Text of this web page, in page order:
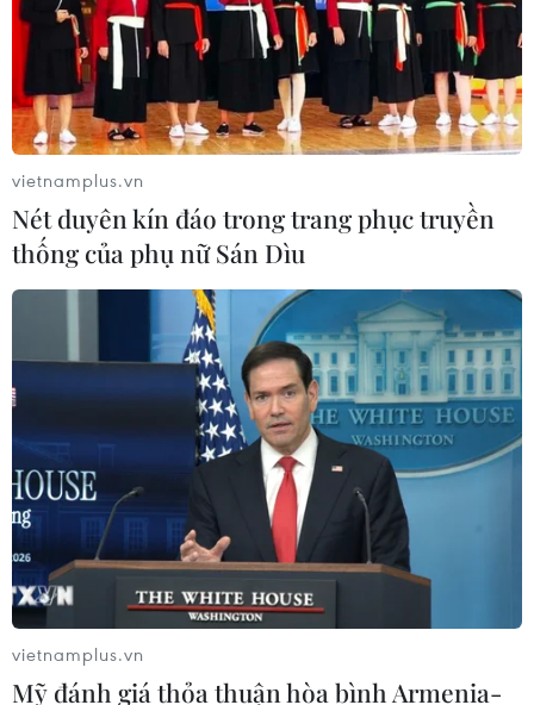
là 177 ca.
Ngày 12/1: Hà Nội ghi nhận 2.948 ca mắc
COVID-19, có 670 ca cộng đồng
12/01/2022 11:38
Một số quận, huyện ghi nhận nhiều bệnh nhân trong
ngày như: Ba Đình (116); Hoài Đức (111); Bắc Từ Liêm (98);
Long Biên (94); Hoàn Kiếm (93); Đống Đa (83)…
vietnamplus.vn
Nét duyên kín đáo trong trang phục truyền
thống của phụ nữ Sán Dìu
vietnamplus.vn
Mỹ đánh giá thỏa thuận hòa bình Armenia-